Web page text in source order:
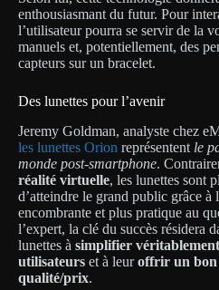
enthousiasmant du futur. Pour
l’utilisateur pourra se servir de la
manuels et, potentiellement, des
capteurs sur un bracelet.
Des lunettes pour l’avenir
Jeremy Goldman, analyste chez
les lunettes Orion représentent le
monde post-smartphone.
réalité virtuelle, les lunettes sont
d’atteindre le grand public grâce à
encombrante et plus pratique au
l’expert, la clé du succès résidera
lunettes à simplifier
utilisateurs et à leuroffrir un
qualité/prix.